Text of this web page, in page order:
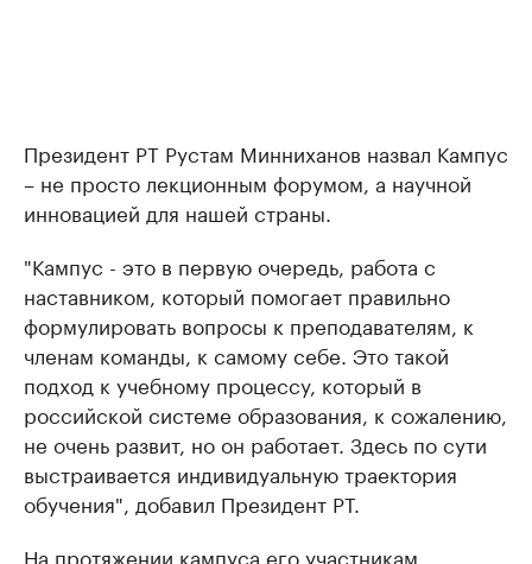
Президент РТ Рустам Минниханов назвал Кампус
– не просто лекционным форумом, а научной
инновацией для нашей страны.
"Кампус - это в первую очередь, работа с
наставником, который помогает правильно
формулировать вопросы к преподавателям, к
членам команды, к самому себе. Это такой
подход к учебному процессу, который в
российской системе образования, к сожалению,
не очень развит, но он работает. Здесь по сути
выстраивается индивидуальную траектория
обучения", добавил Президент РТ.
На протяжении кампуса его участникам,